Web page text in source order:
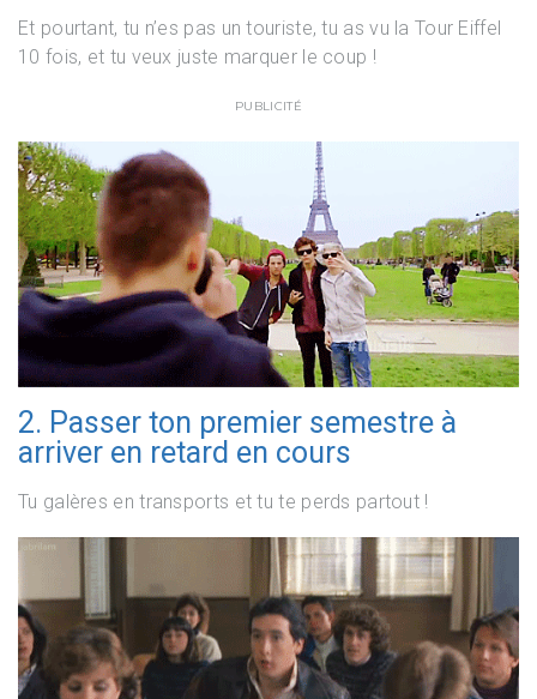
Et pourtant, tu n’es pas un touriste, tu as vu la Tour Eiffel
10 fois, et tu veux juste marquer le coup !
PUBLICITÉ
2. Passer ton premier semestre à
arriver en retard en cours
Tu galères en transports et tu te perds partout !